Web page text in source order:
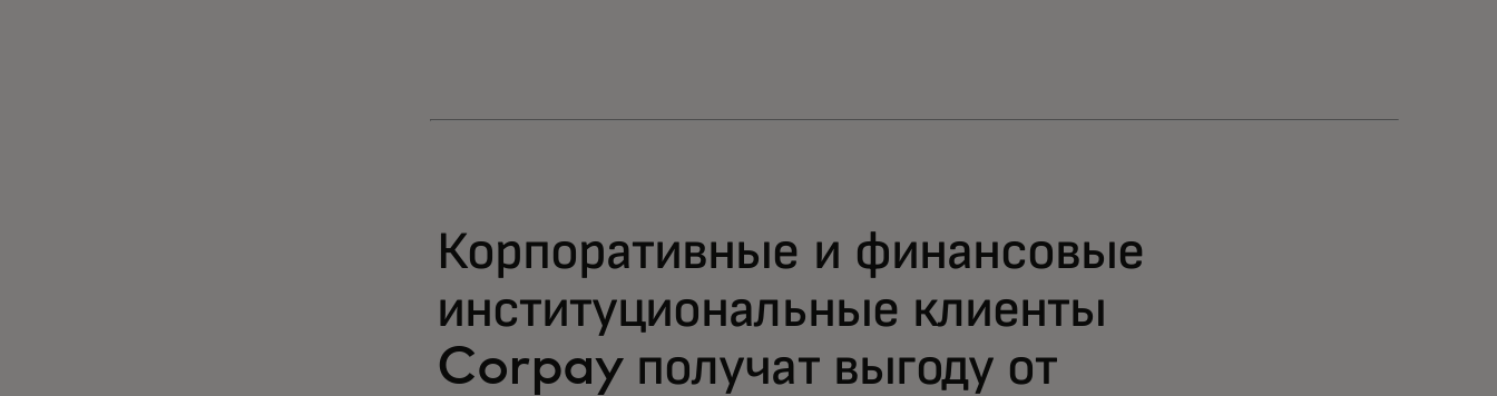
Корпоративные и финансовые
институциональные клиенты
Corpay получат выгоду от